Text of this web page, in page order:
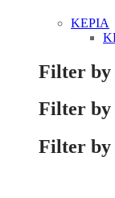
ΚΕΡΙΑ
Filter by
Filter by
Filter by